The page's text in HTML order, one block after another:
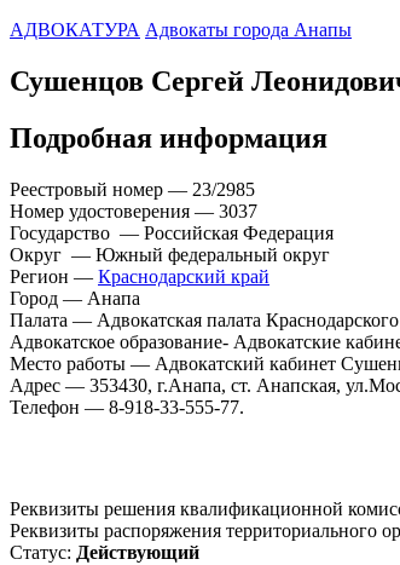
АДВОКАТУРА Адвокаты города Анапы
Сушенцов Сергей
Подробная информация
Реестровый номер — 23/2985
Номер удостоверения — 3037
Государство — Российская Федерация
Округ — Южный федеральный округ
Регион — Краснодарский край
Город — Анапа
Палата — Адвокатская палата
Адвокатское образование- Адвокатские
Место работы — Адвокатский кабинет
Адрес — 353430, г.Анапа, ст. Анапская,
Телефон — 8-918-33-555-77.
Реквизиты решения квалификационной
Реквизиты распоряжения территориального
Статус: Действующий